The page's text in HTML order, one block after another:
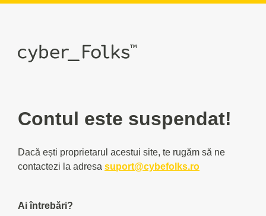
Contul este suspendat!
Dacă ești proprietarul acestui site, te rugăm să ne
contactezi la adresa suport@cybefolks.ro
Ai întrebări?